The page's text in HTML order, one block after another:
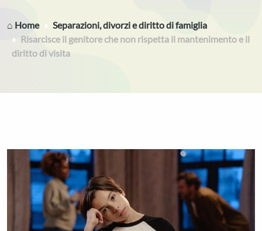
⌂ Home
Separazioni, divorzi e diritto di famiglia
Risarcisce il genitore che non rispetta il mantenimento e il
diritto di visita